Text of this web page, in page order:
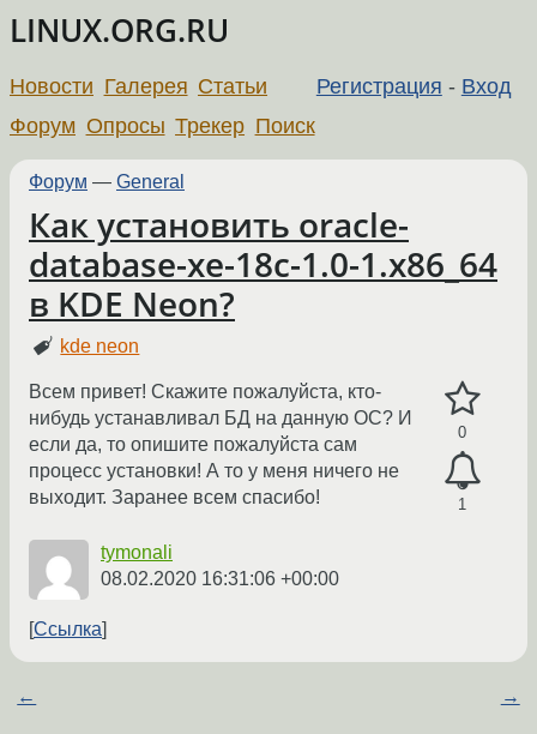
LINUX.ORG.RU
Регистрация - Вход
Новости Галерея Статьи
Форум Опросы Трекер Поиск
Форум — General
Как установить oracle-
database-xe-18c-1.0-1.x86_64
в KDE Neon?
kde neon
0
1
Всем привет! Скажите пожалуйста, кто-
нибудь устанавливал БД на данную ОС? И
если да, то опишите пожалуйста сам
процесс установки! А то у меня ничего не
выходит. Заранее всем спасибо!
tymonali
08.02.2020 16:31:06 +00:00
Ссылка
← →